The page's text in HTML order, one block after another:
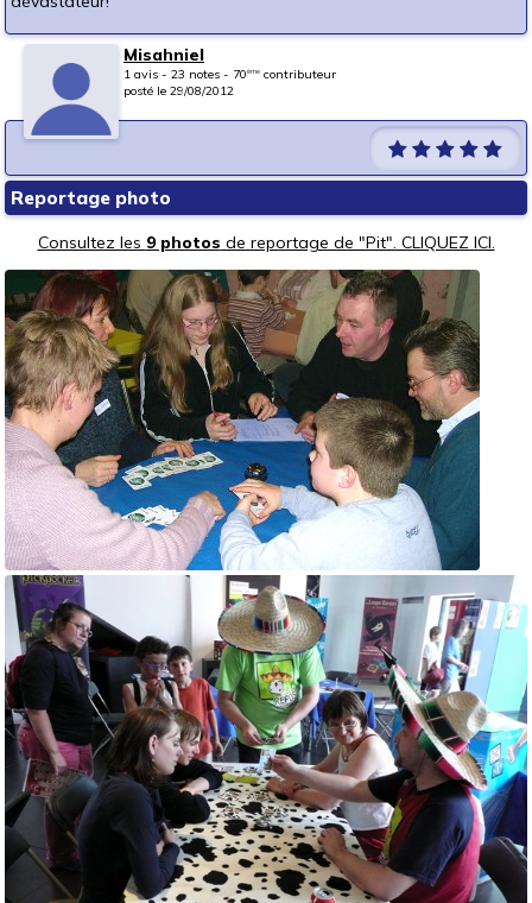
Misahniel
1 avis - 23 notes - 70ème contributeur
posté le 29/08/2012
Reportage photo
Consultez les 9 photos de reportage de "Pit". CLIQUEZ ICI.